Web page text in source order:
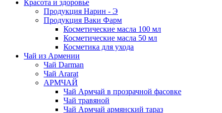
Красота и здоровье
Продукция Нарин - Э
Продукция Ваки Фарм
Косметические масла 100 мл
Косметические масла 50 мл
Косметика для ухода
Чай из Армении
Чай Darman
Чай Ararat
АРМЧАЙ
Чай Армчай в прозрачной фасовке
Чай травяной
Чай Армчай армянский тараз